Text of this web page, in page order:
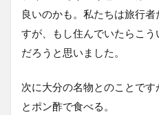
良いのかも。私たちは旅行
すが、もし住んでいたらこ
だろうと思いました。
次に大分の名物とのことで
とポン酢で食べる。